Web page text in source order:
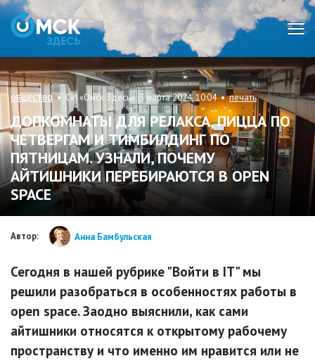
ОБЩЕСТВО • СИ «Омск Здесь» 3 марта 2024, 10:04 •печать
ДОПКОМНАТЫ ДЛЯ РЕЛАКСА, ПИЦЦА ПО
ЧЕТВЕРГАМ И ТИМБИЛДИНГ ПО
ПЯТНИЦАМ. УЗНАЛИ, ПОЧЕМУ
АЙТИШНИКИ ПЕРЕБИРАЮТСЯ В OPEN
SPACE
Автор: Анна Бамбульская
Сегодня в нашей рубрике "Войти в IT" мы
решили разобраться в особенностях работы в
open space. Заодно выяснили, как сами
айтишники относятся к открытому рабочему
пространству и что именно им нравится или не